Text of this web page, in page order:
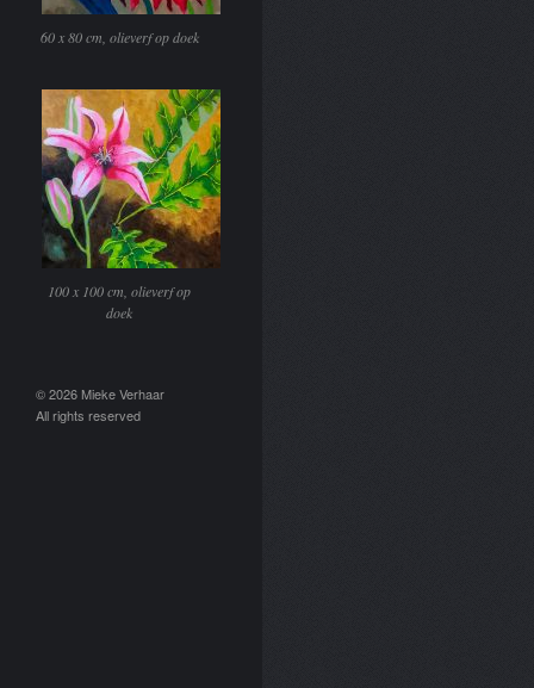
60 x 80 cm, olieverf op doek
100 x 100 cm, olieverf op
doek
© 2026 Mieke Verhaar
All rights reserved